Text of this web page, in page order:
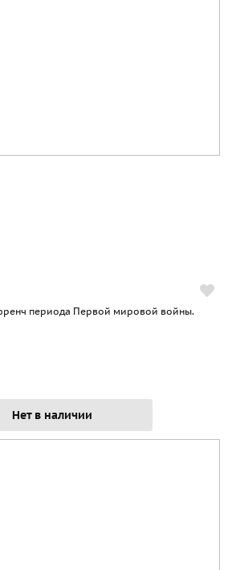
периода Первой мировой войны.
Нет в наличии